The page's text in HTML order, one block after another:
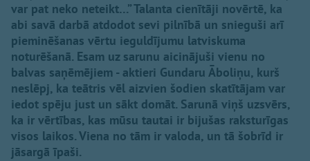
var pat neko neteikt…” Talanta cienītāji novērtē, ka
abi savā darbā atdodot sevi pilnībā un snieguši arī
pieminēšanas vērtu ieguldījumu latviskuma
noturēšanā. Esam uz sarunu aicinājuši vienu no
balvas saņēmējiem - aktieri Gundaru Āboliņu, kurš
neslēpj, ka teātris vēl aizvien šodien skatītājam var
iedot spēju just un sākt domāt. Sarunā viņš uzsvērs,
ka ir vērtības, kas mūsu tautai ir bijušas raksturīgas
visos laikos. Viena no tām ir valoda, un tā šobrīd ir
jāsargā īpaši.